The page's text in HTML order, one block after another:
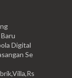
Digital
Se